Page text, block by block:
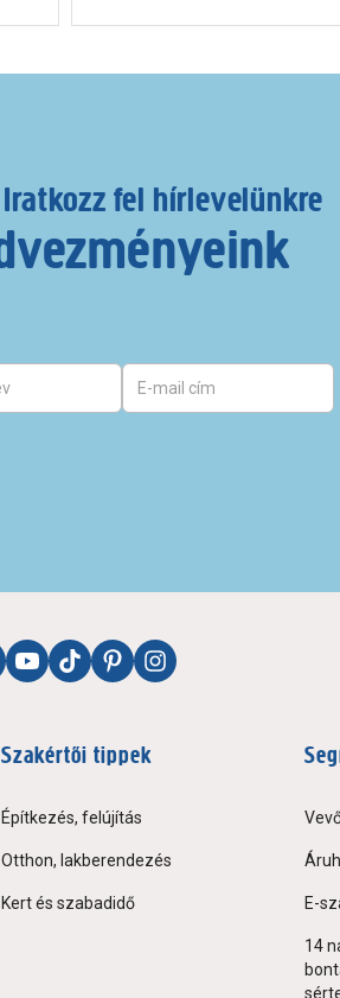
fel hírlevelünkre
Szakértői tippek
Építkezés, felújítás
Otthon, lakberendezés
Kert és szabadidő E-
14